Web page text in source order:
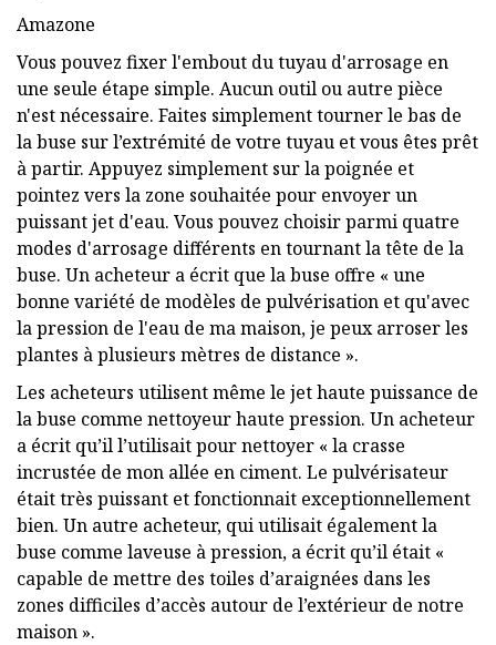
Amazone
Vous pouvez fixer l'embout du tuyau d'arrosage en
une seule étape simple. Aucun outil ou autre pièce
n'est nécessaire. Faites simplement tourner le bas de
la buse sur l’extrémité de votre tuyau et vous êtes prêt
à partir. Appuyez simplement sur la poignée et
pointez vers la zone souhaitée pour envoyer un
puissant jet d'eau. Vous pouvez choisir parmi quatre
modes d'arrosage différents en tournant la tête de la
buse. Un acheteur a écrit que la buse offre « une
bonne variété de modèles de pulvérisation et qu'avec
la pression de l'eau de ma maison, je peux arroser les
plantes à plusieurs mètres de distance ».
Les acheteurs utilisent même le jet haute puissance de
la buse comme nettoyeur haute pression. Un acheteur
a écrit qu’il l’utilisait pour nettoyer « la crasse
incrustée de mon allée en ciment. Le pulvérisateur
était très puissant et fonctionnait exceptionnellement
bien. Un autre acheteur, qui utilisait également la
buse comme laveuse à pression, a écrit qu’il était «
capable de mettre des toiles d’araignées dans les
zones difficiles d’accès autour de l’extérieur de notre
maison ».